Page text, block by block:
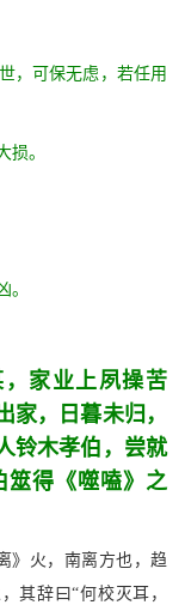
，可保无虑，若任用
。
。
家业上夙操苦
，日暮未归，
铃木孝伯，尝就
筮得《噬嗑》之
》火，南离方也，趋
其辞曰“何校灭耳，